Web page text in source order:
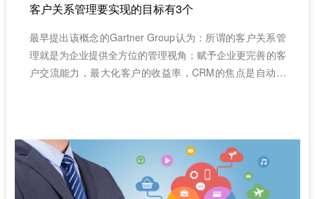
客户关系管理要实现的目标有3个
最早提出该概念的Gartner Group认为：所谓的客户关系管
理就是为企业提供全方位的管理视角；赋予企业更完善的客
户交流能力，最大化客户的收益率，CRM的焦点是自动化